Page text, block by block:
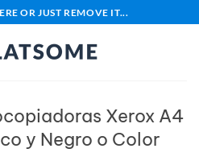
OR JUST REMOVE IT...
Xerox A4
y Negro o Color